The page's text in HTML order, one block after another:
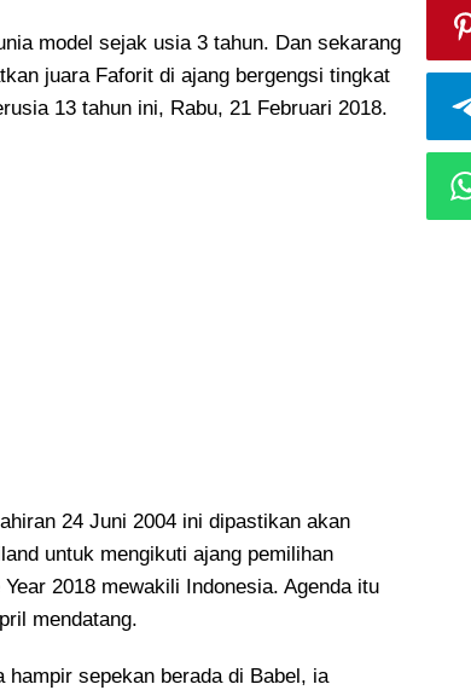
model sejak usia 3 tahun. Dan sekarang
juara Faforit di ajang bergengsi tingkat
13 tahun ini, Rabu, 21 Februari 2018.
24 Juni 2004 ini dipastikan akan
untuk mengikuti ajang pemilihan
2018 mewakili Indonesia. Agenda itu
mendatang.
hampir sepekan berada di Babel, ia